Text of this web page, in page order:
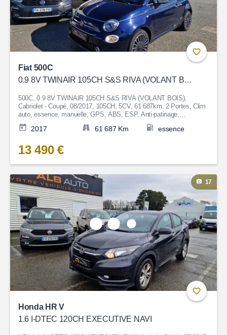
Fiat 500C
0.9 8V TWINAIR 105CH S&S RIVA (VOLANT BOIS)
500C, 0.9 8V TWINAIR 105CH S&S RIVA (VOLANT BOIS),
Cabriolet - Coupé, 08/2017, 105CH, 5CV, 61 687km, 2 Portes, Clim.
auto, essence, manuelle, GPS, ABS, ESP, Anti-patinage,
Fermeture centralisée, Bluetooth, Couleur Bleu, Garantie 6 mois, 13
490€2017 61 687 Km essence
13 490 €
17
Honda HR V
1.6 I-DTEC 120CH EXECUTIVE NAVI